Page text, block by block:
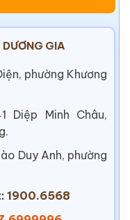
GIA
phường Khương
Diệp Minh Châu,
Duy Anh, phường
1900.6568